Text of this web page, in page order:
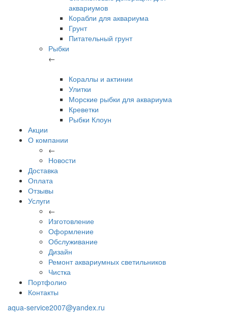
аквариумов
Корабли для аквариума
Грунт
Питательный грунт
Рыбки
←
Кораллы и актинии
Улитки
Морские рыбки для аквариума
Креветки
Рыбки Клоун
Акции
О компании
←
Новости
Доставка
Оплата
Отзывы
Услуги
←
Изготовление
Оформление
Обслуживание
Дизайн
Ремонт аквариумных светильников
Чистка
Портфолио
Контакты
aqua-service2007@yandex.ru